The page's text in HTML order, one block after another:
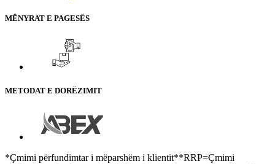
MËNYRAT E PAGESËS
METODAT E DORËZIMIT
*Çmimi përfundimtar i mëparshëm i klientit**RRP=Çmimi